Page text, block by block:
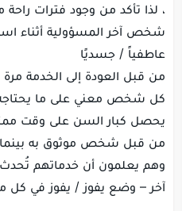
، لذا تأكد من وجود فترات
شخص آخر المسؤولية أثناء
عاطفياً / جسديًا
من قبل العودة إلى الخدمة
كل شخص معني على ما يحتاجه
يحصل كبار السن على وقت
من قبل شخص موثوق به بينما
وهم يعلمون أن خدماتهم
آخر – وضع يفوز / يفوز في كل